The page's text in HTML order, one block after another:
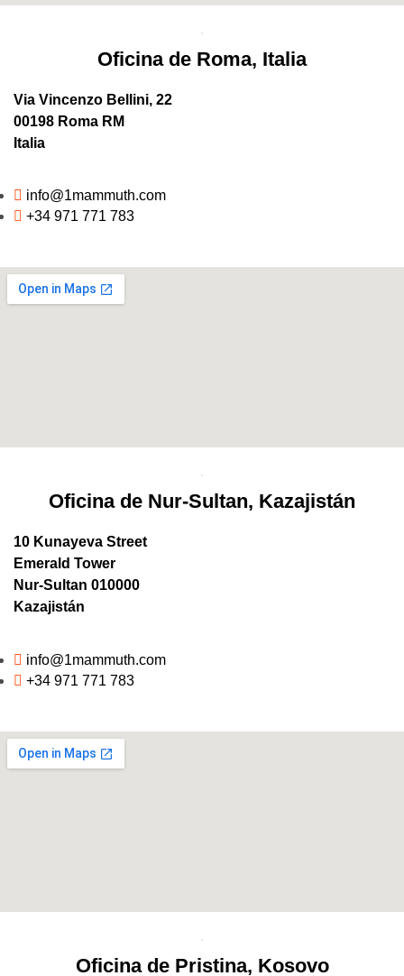
Oficina de Roma, Italia
Via Vincenzo Bellini, 22
00198 Roma RM
Italia
info@1mammuth.com
+34 971 771 783
Oficina de Nur-Sultan, Kazajistán
10 Kunayeva Street
Emerald Tower
Nur-Sultan 010000
Kazajistán
info@1mammuth.com
+34 971 771 783
Oficina de Pristina, Kosovo